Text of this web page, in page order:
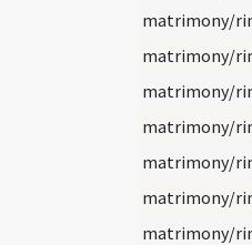
matrimony/
matrimony/
matrimony/
matrimony/
matrimony/
matrimony/
matrimony/